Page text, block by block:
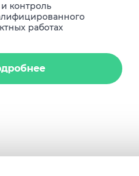
контроль
работах